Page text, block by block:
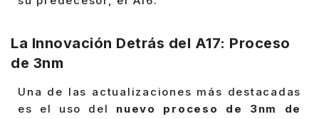
La Innovación Detrás del A17: Proceso
de 3nm
Una de las actualizaciones más destacadas
es el uso del
nuevo proceso de 3nm de